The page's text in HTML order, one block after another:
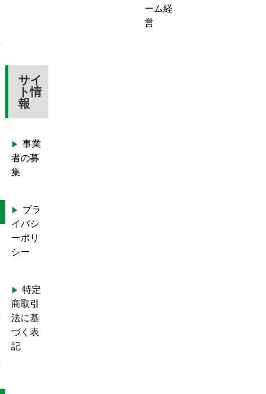
ーム経
営
サイ
ト情
報
事業
者の募
集
プラ
イバシ
ーポリ
シー
特定
商取引
法に基
づく表
記